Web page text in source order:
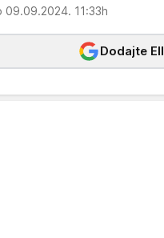
09.09.2024. 11:33h
Dodajte